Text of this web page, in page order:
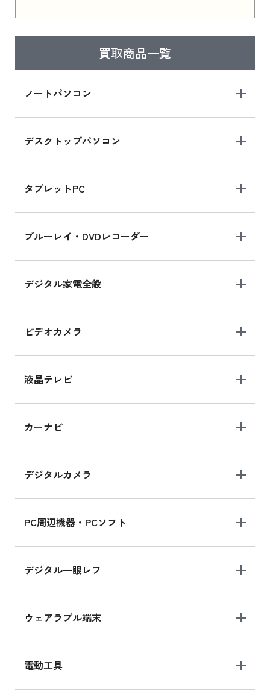
買取商品一覧
ノートパソコン
デスクトップパソコン
タブレットPC
ブルーレイ・DVDレコーダー
デジタル家電全般
ビデオカメラ
液晶テレビ
カーナビ
デジタルカメラ
PC周辺機器・PCソフト
デジタル一眼レフ
ウェアラブル端末
電動工具
はこちら
ら
iPad mini シリーズ 2024
iPad mini 8.3インチ の新品買取価格
iPhone 16 シリーズ
iPhone 16 の新品買取価格
iPad Air 11インチ シリーズ
iPad Air 11インチ の新品買取価格
iPhone 15 128GB シリーズ
iPhone 15 128GB の新品買取価格
MK2K3J/Aの新品買取価格はこちら